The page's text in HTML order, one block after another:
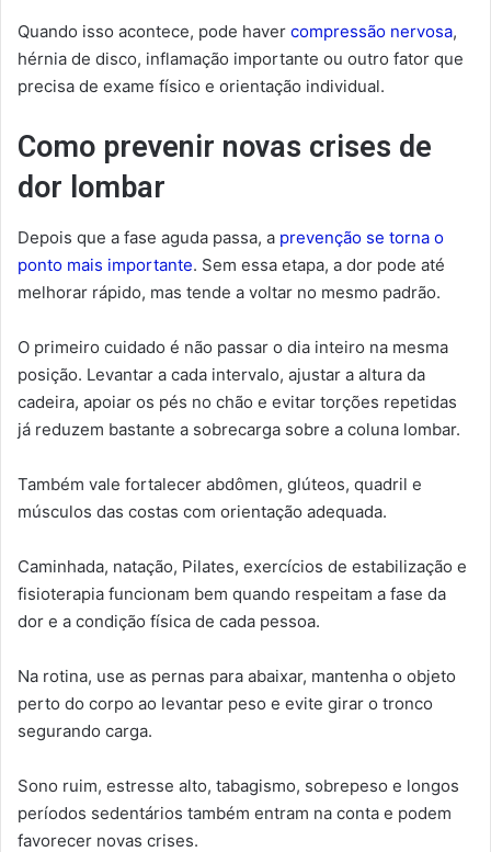
Quando isso acontece, pode haver compressão nervosa,
hérnia de disco, inflamação importante ou outro fator que
precisa de exame físico e orientação individual.
Como prevenir novas crises de
dor lombar
Depois que a fase aguda passa, a prevenção se torna o
ponto mais importante. Sem essa etapa, a dor pode até
melhorar rápido, mas tende a voltar no mesmo padrão.
O primeiro cuidado é não passar o dia inteiro na mesma
posição. Levantar a cada intervalo, ajustar a altura da
cadeira, apoiar os pés no chão e evitar torções repetidas
já reduzem bastante a sobrecarga sobre a coluna lombar.
Também vale fortalecer abdômen, glúteos, quadril e
músculos das costas com orientação adequada.
Caminhada, natação, Pilates, exercícios de estabilização e
fisioterapia funcionam bem quando respeitam a fase da
dor e a condição física de cada pessoa.
Na rotina, use as pernas para abaixar, mantenha o objeto
perto do corpo ao levantar peso e evite girar o tronco
segurando carga.
Sono ruim, estresse alto, tabagismo, sobrepeso e longos
períodos sedentários também entram na conta e podem
favorecer novas crises.